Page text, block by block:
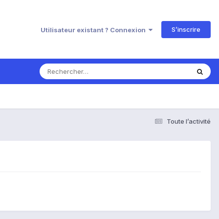
Utilisateur existant ? Connexion S’inscrire
Toute l’activité